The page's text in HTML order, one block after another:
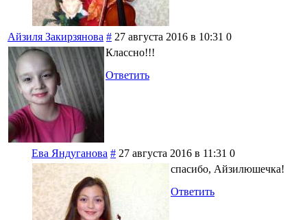
Айзиля Закирзянова # 27 августа 2016 в 10:31 0
Классно!!!
Ответить
Ева Яндуганова # 27 августа 2016 в 11:31 0
спасибо, Айзилюшечка!
Ответить